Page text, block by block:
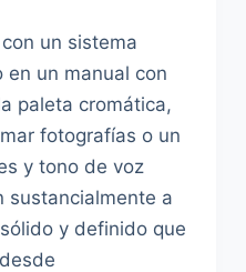
un sistema
un manual con
paleta cromática,
fotografías o un
y tono de voz
sustancialmente a
y definido que